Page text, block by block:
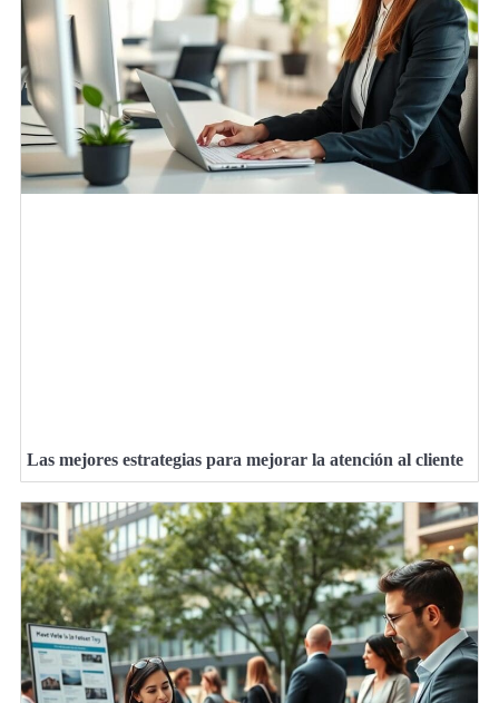
Las mejores estrategias para mejorar la atención al cliente